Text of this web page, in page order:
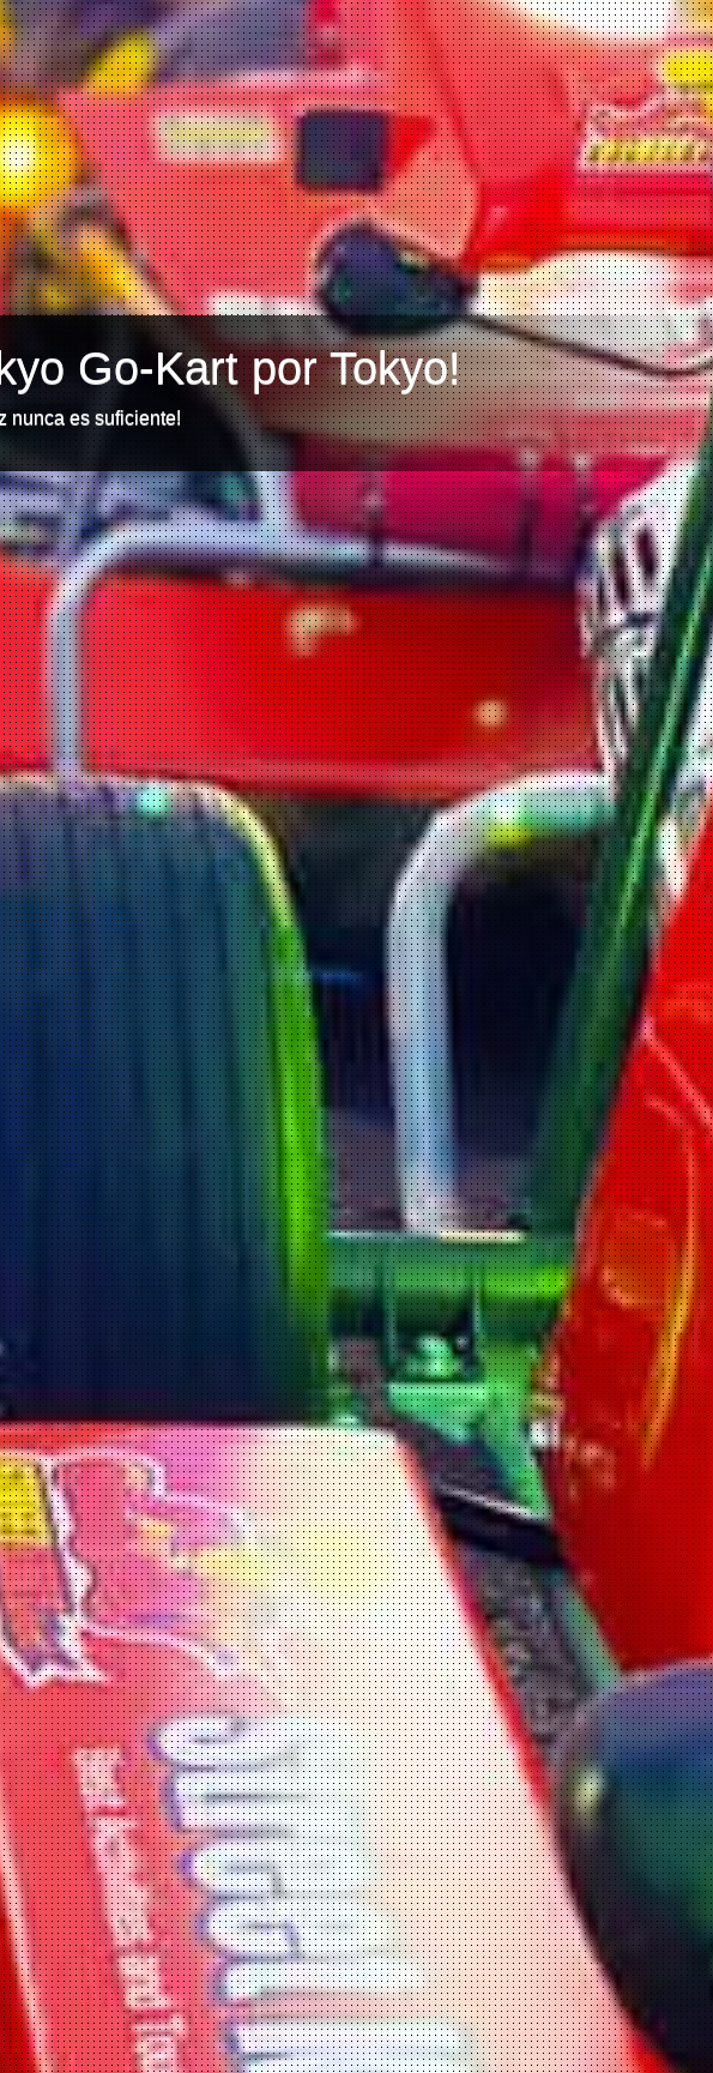
Go-Kart por Tokyo!
nunca es suficiente!